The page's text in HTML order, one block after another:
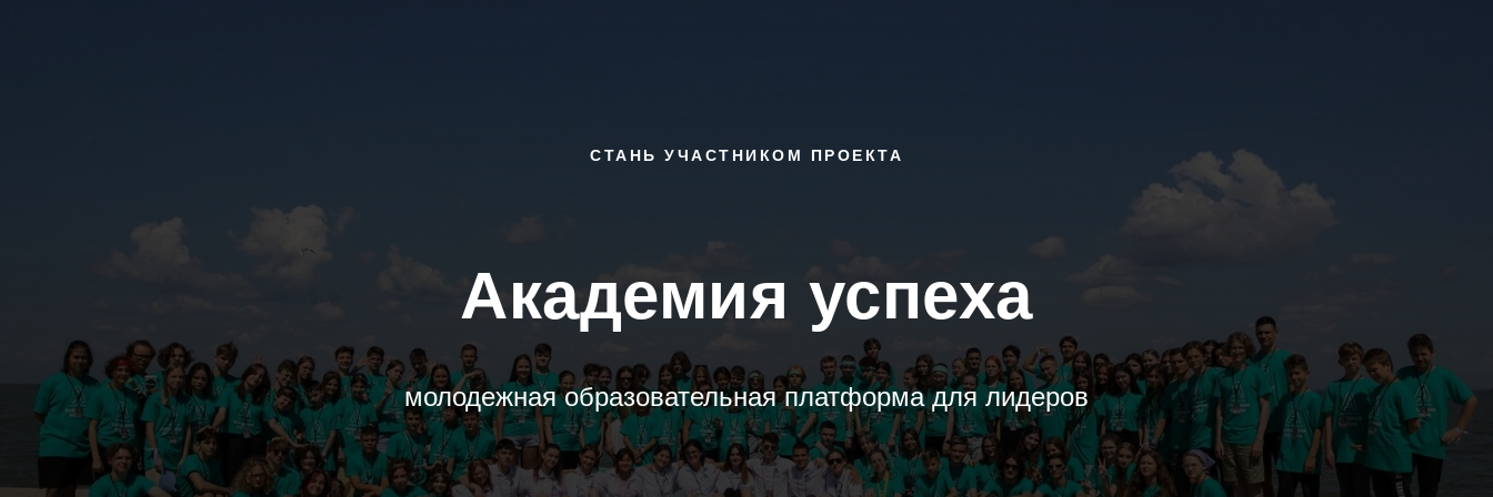
СТАНЬ УЧАСТНИКОМ ПРОЕКТА
Академия успеха
молодежная образовательная платформа для лидеров